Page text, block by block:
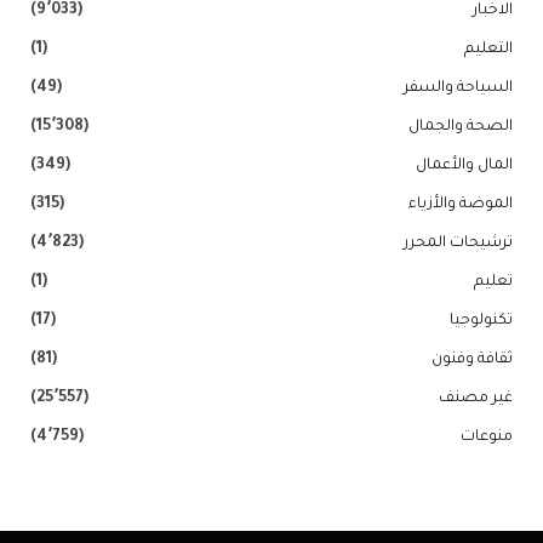
الاخبار (9٬033)
التعليم (1)
السياحة والسفر (49)
الصحة والجمال (15٬308)
المال والأعمال (349)
الموضة والأزياء (315)
ترشيحات المحرر (4٬823)
تعليم (1)
تكنولوجيا (17)
ثقافة وفنون (81)
غير مصنف (25٬557)
منوعات (4٬759)